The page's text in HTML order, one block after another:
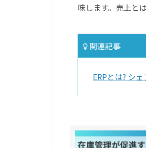
味します。売上と
関連記事
ERPとは? シ